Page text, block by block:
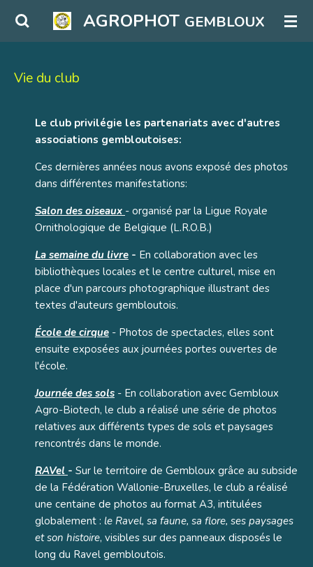
Passer
AGROPHOT GEMBLOUX
Vie du club
Le club privilégie les partenariats avec d'autres
associations gembloutoises:
Ces dernières années nous avons exposé des photos
dans différentes manifestations:
Salon des oiseaux - organisé par la Ligue Royale
Ornithologique de Belgique (L.R.O.B.)
La semaine du livre - En collaboration avec les
bibliothèques locales et le centre culturel, mise en
place d'un parcours photographique illustrant des
textes d'auteurs gembloutois.
École de cirque - Photos de spectacles, elles sont
ensuite exposées aux journées portes ouvertes de
l'école.
Journée des sols - En collaboration avec Gembloux
Agro-Biotech, le club a réalisé une série de photos
relatives aux différents types de sols et paysages
rencontrés dans le monde.
RAVel - Sur le territoire de Gembloux grâce au subside
de la Fédération Wallonie-Bruxelles, le club a réalisé
une centaine de photos au format A3, intitulées
globalement : le Ravel, sa faune, sa flore, ses paysages
et son histoire, visibles sur des panneaux disposés le
long du Ravel gembloutois.